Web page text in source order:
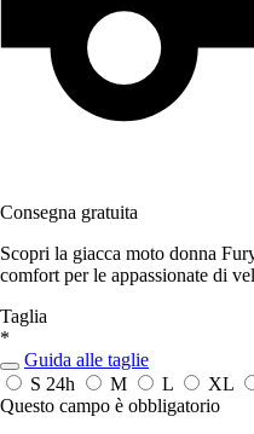
Consegna gratuita
Scopri la giacca moto donna
comfort per le appassionate di
Taglia
*
Guida alle taglie
S 24h M L XL
Questo campo è obbligatorio